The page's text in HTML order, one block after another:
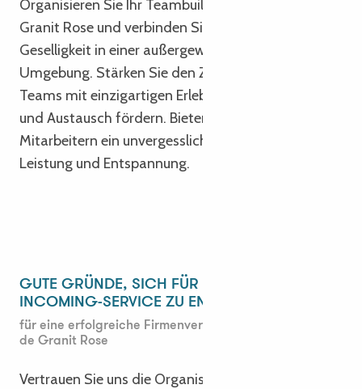
Organisieren Sie Ihr Teambuilding an der Côte de
Granit Rose und verbinden Sie Arbeit und
Geselligkeit in einer außergewöhnlichen natürlichen
Umgebung. Stärken Sie den Zusammenhalt Ihrer
Teams mit einzigartigen Erlebnissen, die Kreativität
und Austausch fördern. Bieten Sie Ihren
Mitarbeitern ein unvergessliches Ereignis zwischen
Leistung und Entspannung.
GUTE GRÜNDE, SICH FÜR UNSEREN
INCOMING-SERVICE ZU ENTSCHEIDEN
für eine erfolgreiche Firmenveranstaltung an der Côte
de Granit Rose
Vertrauen Sie uns die Organisation Ihrer